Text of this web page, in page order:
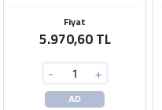
Fiyat
5.970,60 TL
- +
AD